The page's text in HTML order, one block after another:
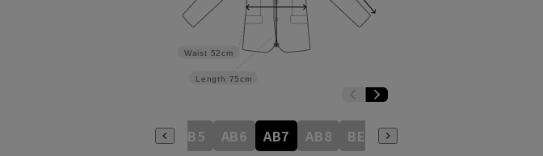
Length 75cm
Waist 52cm
AB4 AB5 AB6 AB7 AB8 BE3 BE4